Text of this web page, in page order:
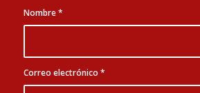
Nombre*
Correo electrónico *